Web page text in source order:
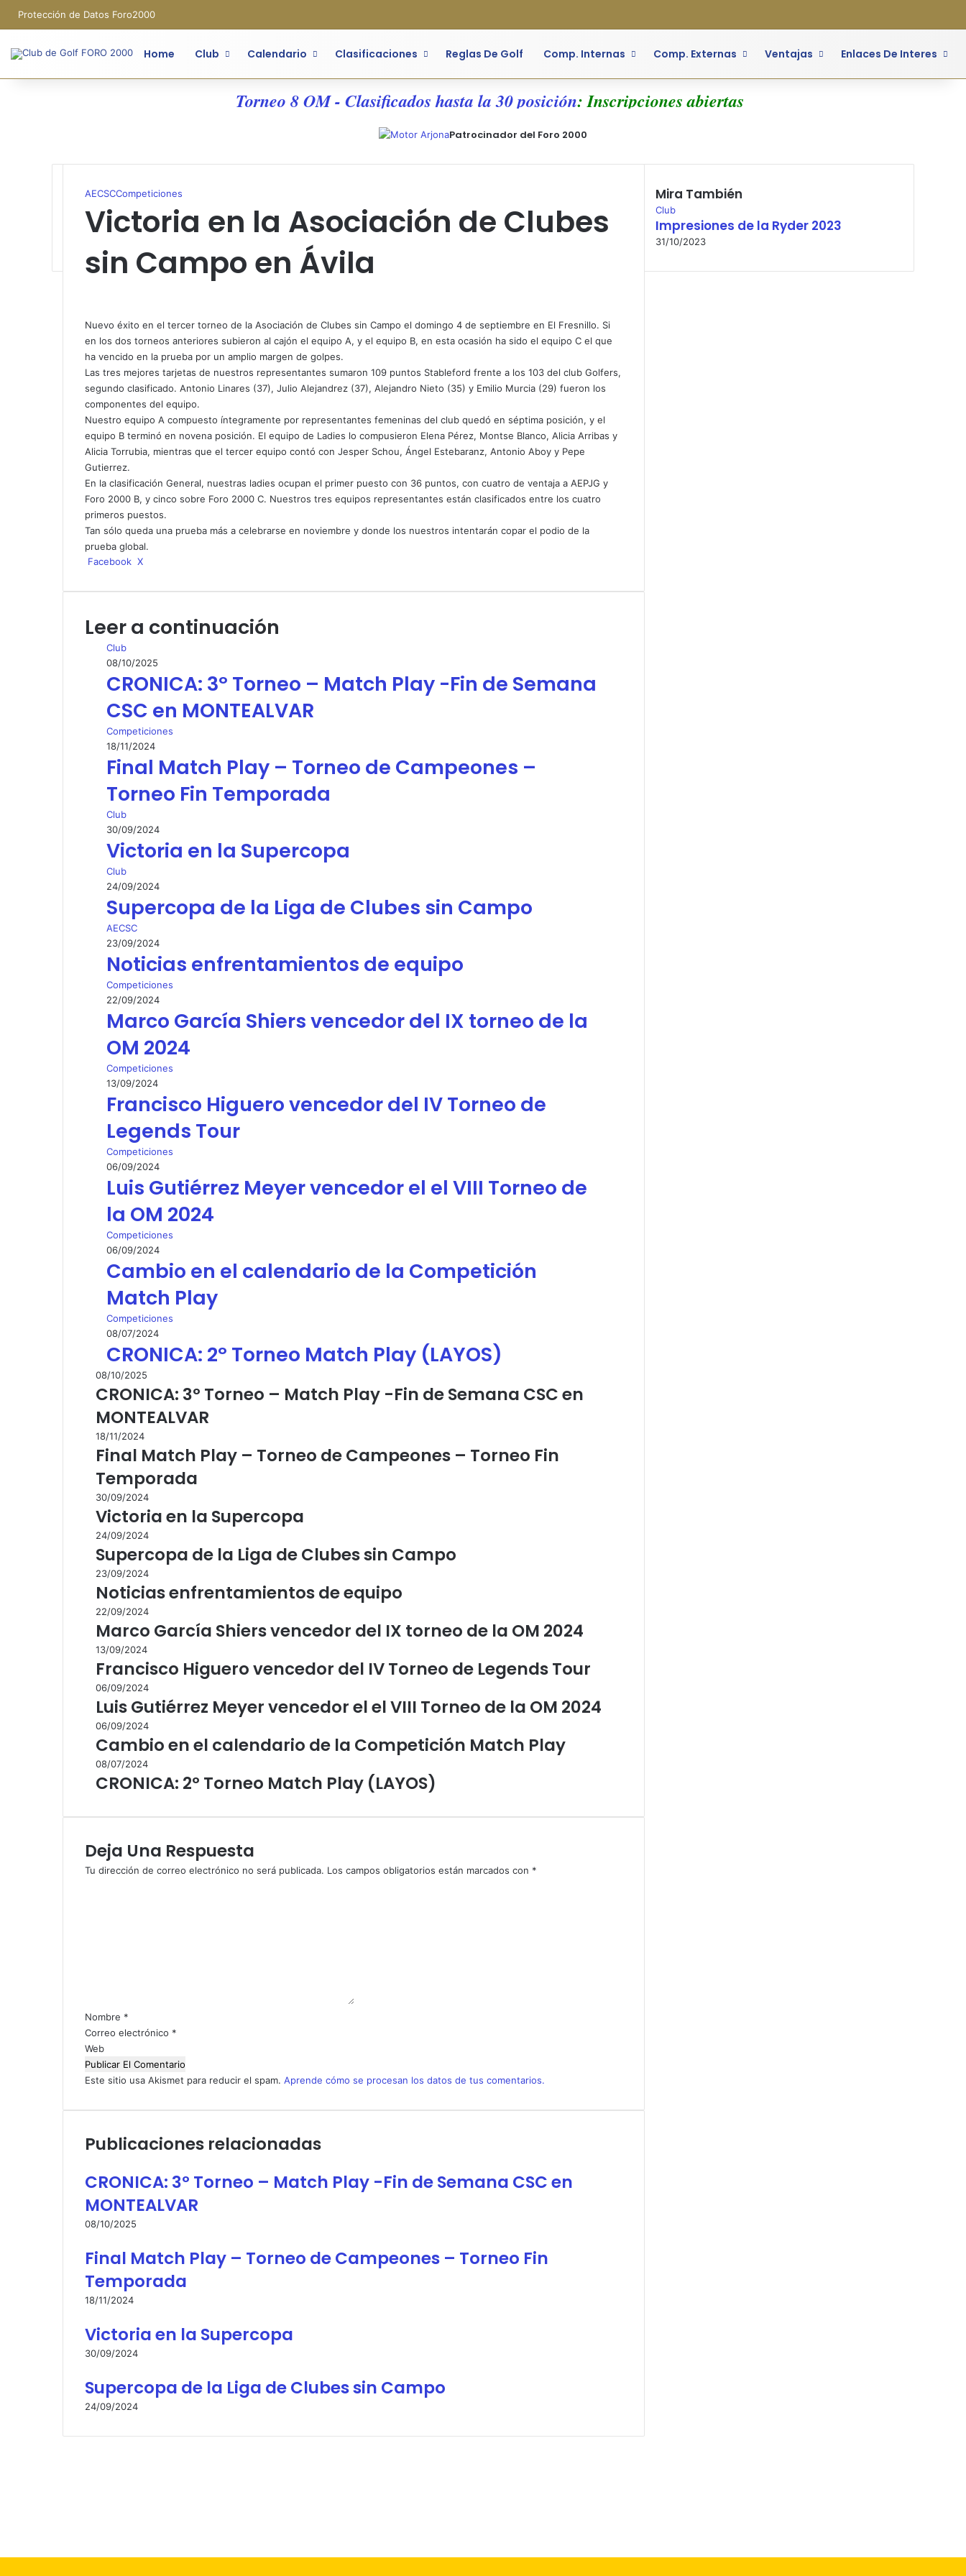
Protección de Datos Foro2000
Home Club Calendario Clasificaciones Reglas De Golf Comp. Internas Comp. Externas Ventajas Enlaces De Interes
Torneo 8 OM - Clasificados hasta la 30 posición: Inscripciones abiertas
Patrocinador del Foro 2000
AECSCCompeticiones
Victoria en la Asociación de Clubes
sin Campo en Ávila
Nuevo éxito en el tercer torneo de la Asociación de Clubes sin Campo el domingo 4 de septiembre en El Fresnillo. Si
en los dos torneos anteriores subieron al cajón el equipo A, y el equipo B, en esta ocasión ha sido el equipo C el que
ha vencido en la prueba por un amplio margen de golpes.
Las tres mejores tarjetas de nuestros representantes sumaron 109 puntos Stableford frente a los 103 del club Golfers,
segundo clasificado. Antonio Linares (37), Julio Alejandrez (37), Alejandro Nieto (35) y Emilio Murcia (29) fueron los
componentes del equipo.
Nuestro equipo A compuesto íntegramente por representantes femeninas del club quedó en séptima posición, y el
equipo B terminó en novena posición. El equipo de Ladies lo compusieron Elena Pérez, Montse Blanco, Alicia Arribas y
Alicia Torrubia, mientras que el tercer equipo contó con Jesper Schou, Ángel Estebaranz, Antonio Aboy y Pepe
Gutierrez.
En la clasificación General, nuestras ladies ocupan el primer puesto con 36 puntos, con cuatro de ventaja a AEPJG y
Foro 2000 B, y cinco sobre Foro 2000 C. Nuestros tres equipos representantes están clasificados entre los cuatro
primeros puestos.
Tan sólo queda una prueba más a celebrarse en noviembre y donde los nuestros intentarán copar el podio de la
prueba global.
Facebook X
correo
Leer a continuación
Club
08/10/2025
CRONICA: 3º Torneo – Match Play -Fin de Semana
CSC en MONTEALVAR
Competiciones
18/11/2024
Final Match Play – Torneo de Campeones –
Torneo Fin Temporada
Club
30/09/2024
Victoria en la Supercopa
Club
24/09/2024
Supercopa de la Liga de Clubes sin Campo
AECSC
23/09/2024
Noticias enfrentamientos de equipo
Competiciones
22/09/2024
Marco García Shiers vencedor del IX torneo de la
OM 2024
Competiciones
13/09/2024
Francisco Higuero vencedor del IV Torneo de
Legends Tour
Competiciones
06/09/2024
Luis Gutiérrez Meyer vencedor el el VIII Torneo de
la OM 2024
Competiciones
06/09/2024
Cambio en el calendario de la Competición
Match Play
Competiciones
08/07/2024
CRONICA: 2º Torneo Match Play (LAYOS)
08/10/2025
CRONICA: 3º Torneo – Match Play -Fin de Semana CSC en
MONTEALVAR
18/11/2024
Final Match Play – Torneo de Campeones – Torneo Fin
Temporada
30/09/2024
Victoria en la Supercopa
24/09/2024
Supercopa de la Liga de Clubes sin Campo
23/09/2024
Noticias enfrentamientos de equipo
22/09/2024
Marco García Shiers vencedor del IX torneo de la OM 2024
13/09/2024
Francisco Higuero vencedor del IV Torneo de Legends Tour
06/09/2024
Luis Gutiérrez Meyer vencedor el el VIII Torneo de la OM 2024
06/09/2024
Cambio en el calendario de la Competición Match Play
08/07/2024
CRONICA: 2º Torneo Match Play (LAYOS)
Deja Una Respuesta
Tu dirección de correo electrónico no será publicada. Los campos obligatorios están marcados con *
i
o
*
Nombre *
Correo electrónico *
Web
Este sitio usa Akismet para reducir el spam. Aprende cómo se procesan los datos de tus comentarios.
Publicaciones relacionadas
CRONICA: 3º Torneo – Match Play -Fin de Semana CSC en
MONTEALVAR
08/10/2025
Final Match Play – Torneo de Campeones – Torneo Fin
Temporada
18/11/2024
Victoria en la Supercopa
30/09/2024
Supercopa de la Liga de Clubes sin Campo
24/09/2024
Mira También
Cerrar
Club
Impresiones de la Ryder 2023
31/10/2023